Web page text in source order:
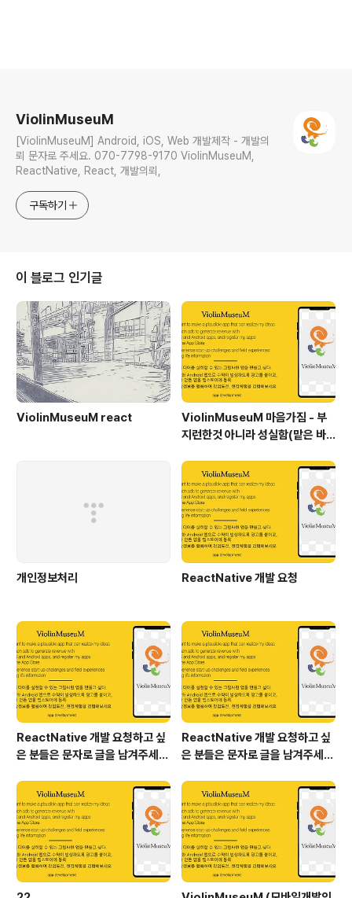
ViolinMuseuM
[ViolinMuseuM] Android, iOS, Web 개발제작 - 개발의
뢰 문자로 주세요. 070-7798-9170 ViolinMuseuM,
ReactNative, React, 개발의뢰,
구독하기
이 블로그 인기글
ViolinMuseuM react
ViolinMuseuM 마음가짐 - 부
지런한것 아니라 성실함(맡은 바
개인정보처리 ReactNative 개발 요청
ReactNative 개발 요청하고 싶
은 분들은 문자로 글을 남겨주세
ReactNative 개발 요청하고 싶
은 분들은 문자로 글을 남겨주세